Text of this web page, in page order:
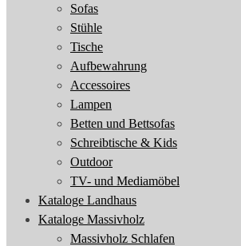
Sofas
Stühle
Tische
Aufbewahrung
Accessoires
Lampen
Betten und Bettsofas
Schreibtische & Kids
Outdoor
TV- und Mediamöbel
Kataloge Landhaus
Kataloge Massivholz
Massivholz Schlafen